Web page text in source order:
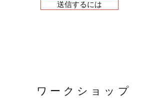
送信するには
ワークショップ